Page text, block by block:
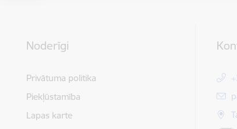
Noderīgi
Privātuma politika
Piekļūstamība
Lapas karte